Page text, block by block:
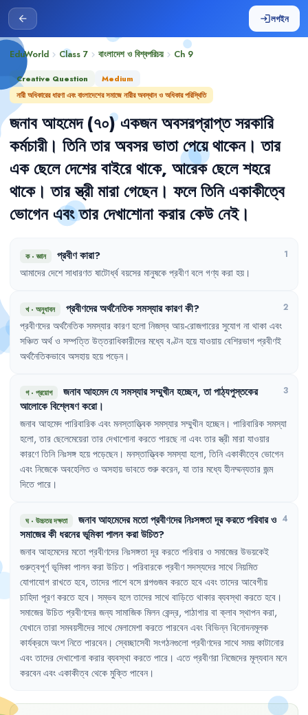
arrow_back loginলগইন
EduWorld chevron_right Class 7 chevron_right বাংলাদেশ ও বিশ্বপরিচয় chevron_right Ch 9
Creative Question
Medium
নারী অধিকারের ধারণা এবং বাংলাদেশের সমাজে নারীর অবস্থান ও অধিকার পরিস্থিতি
জনাব আহমেদ (৭০) একজন অবসরপ্রাপ্ত সরকারি
কর্মচারী। তিনি তার অবসর ভাতা পেয়ে থাকেন। তার
এক ছেলে দেশের বাইরে থাকে, আরেক ছেলে শহরে
থাকে। তার স্ত্রী মারা গেছেন। ফলে তিনি একাকীত্বে
ভোগেন এবং তার দেখাশোনা করার কেউ নেই।
ক·জ্ঞান প্রবীণকারা? 1
আমাদের দেশে সাধারণত ষাটোর্ধ্ব বয়সের মানুষকে প্রবীণ বলে গণ্য করা হয় ।
খ· অনুধাবন প্রবীণদেরঅর্থনৈতিকসমস্যারকারণকী? 2
প্রবীণদের অর্থনৈতিক সমস্যার কারণ হলো নিজস্ব আয়-রোজগারের সুযোগ না থাকা এবং
সঞ্চিত অর্থ ও সম্পত্তি উত্তরাধিকারীদের মধ্যে বণ্টন হয়ে যাওয়ায় বেশিরভাগ প্রবীণই
অর্থনৈতিকভাবে অসহায় হয়ে পড়েন।
গ· প্রয়োগ জনাবআহমেদযেসমস্যারসম্মুখীনহচ্ছেন, তাপাঠ্যপুস্তকের
আলোকেবিশ্লেষণকরো।
3
জনাব আহমেদ পারিবারিক এবং মনস্তাত্ত্বিক সমস্যার সম্মুখীন হচ্ছেন। পারিবারিক সমস্যা
হলো, তার ছেলেমেয়েরা তার দেখাশোনা করতে পারছে না এবং তার স্ত্রী মারা যাওয়ার
কারণে তিনি নিঃসঙ্গ হয়ে পড়েছেন। মনস্তাত্ত্বিক সমস্যা হলো, তিনি একাকীত্বে ভোগেন
এবং নিজেকে অবহেলিত ও অসহায় ভাবতে শুরু করেন, যা তার মধ্যে হীনম্মন্যতার জন্ম
দিতে পারে ।
ঘ· উচ্চতর দক্ষতা জনাবআহমেদেরমতোপ্রবীণদেরনিঃসঙ্গতাদূরকরতেপরিবারও
সমাজেরকীধরনেরভূমিকাপালনকরাউচিত?
4
জনাব আহমেদের মতো প্রবীণদের নিঃসঙ্গতা দূর করতে পরিবার ও সমাজের উভয়কেই
গুরুত্বপূর্ণ ভূমিকা পালন করা উচিত। পরিবারকে প্রবীণ সদস্যদের সাথে নিয়মিত
যোগাযোগ রাখতে হবে, তাদের পাশে বসে গল্পগুজব করতে হবে এবং তাদের আবেগীয়
চাহিদা পূরণ করতে হবে । সম্ভব হলে তাদের সাথে বাড়িতে থাকার ব্যবস্থা করতে হবে ।
সমাজের উচিত প্রবীণদের জন্য সামাজিক মিলন কেন্দ্র, পাঠাগার বা ক্লাব স্থাপন করা,
যেখানে তারা সমবয়সীদের সাথে মেলামেশা করতে পারবেন এবং বিভিন্ন বিনোদনমূলক
কার্যক্রমে অংশ নিতে পারবেন। স্বেচ্ছাসেবী সংগঠনগুলো প্রবীণদের সাথে সময় কাটানোর
এবং তাদের দেখাশোনা করার ব্যবস্থা করতে পারে । এতে প্রবীণরা নিজেদের মূল্যবান মনে
করবেন এবং একাকীত্ব থেকে মুক্তি পাবেন।